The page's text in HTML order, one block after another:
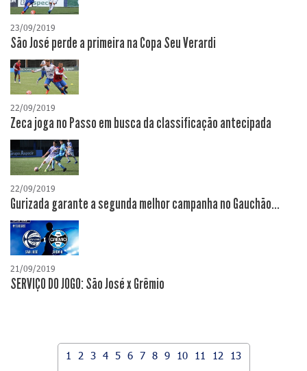
23/09/2019
São José perde a primeira na Copa Seu Verardi
22/09/2019
Zeca joga no Passo em busca da classificação antecipada
22/09/2019
Gurizada garante a segunda melhor campanha no Gauchão...
21/09/2019
SERVIÇO DO JOGO: São José x Grêmio
1 2 3 4 5 6 7 8 9 10 11 12
13